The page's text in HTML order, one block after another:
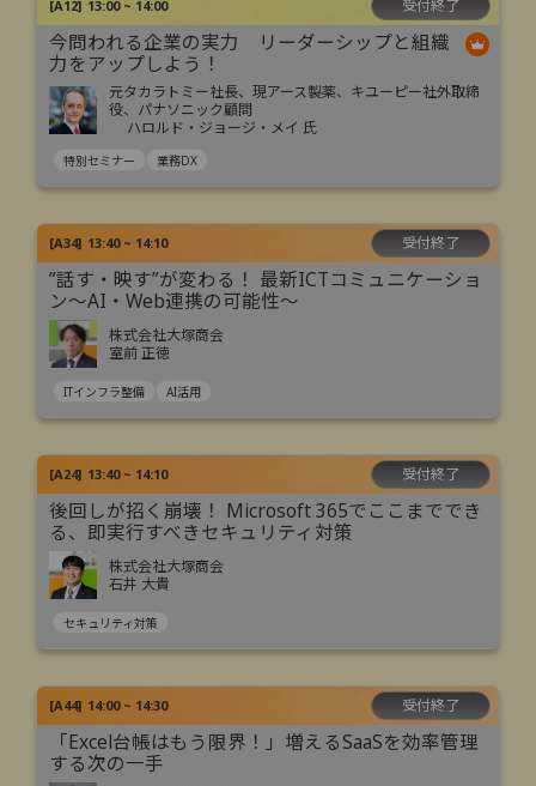
[A12] 13:00 ~ 14:00 受付終了
今問われる企業の実力 リーダーシップと組織
力をアップしよう！
元タカラトミー社長、現アース製薬、キユーピー社外取締
役、パナソニック顧問
ハロルド・ジョージ・メイ 氏
特別セミナー 業務DX
[A34] 13:40 ~ 14:10 受付終了
”話す・映す”が変わる！ 最新ICTコミュニケーショ
ン～AI・Web連携の可能性～
株式会社大塚商会
室前 正徳
ITインフラ整備 AI活用
[A24] 13:40 ~ 14:10 受付終了
後回しが招く崩壊！ Microsoft 365でここまででき
る、即実行すべきセキュリティ対策
株式会社大塚商会
石井 大貴
セキュリティ対策
[A44] 14:00 ~ 14:30 受付終了
「Excel台帳はもう限界！」増えるSaaSを効率管理
する次の一手